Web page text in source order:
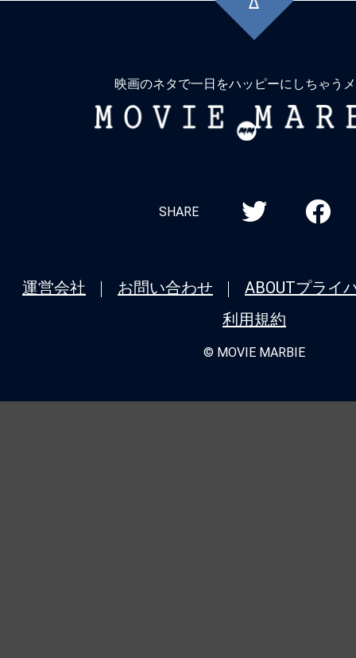
に
映画のネタで一日をハッピーにしちゃう
MOVIE
SHARE
運営会社 お問い合わせ ABOUTプライ
利用規約
© MOVIE MARBIE